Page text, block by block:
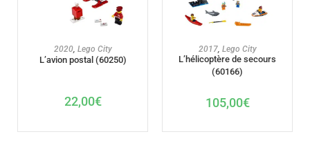
AJOUTER AU PANIER
2020, Lego City
L’avion postal (60250)
22,00€
AJOUTER AU PANIER
2017, Lego City
L’hélicoptère de secours
(60166)
105,00€